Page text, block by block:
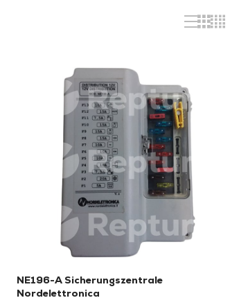
NE196-A Sicherungszentrale
Nordelettronica